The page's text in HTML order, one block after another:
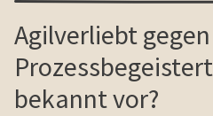
Agilverliebt gegen
bekannt vor?